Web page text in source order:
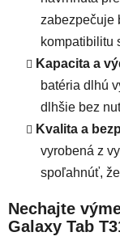
zabezpečuje
kompatibilitu
Kapacita a
batéria dlhú
dlhšie bez
Kvalita a
vyrobená z
spoľahnúť,
Nechajte
Galaxy Tab